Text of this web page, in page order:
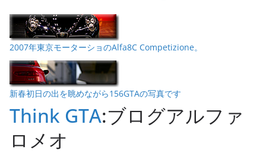
2007年東京モーターショのAlfa8C Competizione。
新春初日の出を眺めながら156GTAの写真です
Think GTA:ブログアルファ
ロメオ